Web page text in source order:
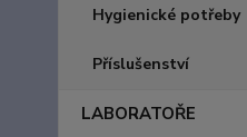
Hygienické potřeby
Příslušenství
LABORATOŘE